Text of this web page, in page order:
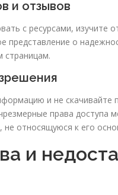
и отзывов
с ресурсами,
представление о
страницам.
и не
права доступа
относящуюся к его
и